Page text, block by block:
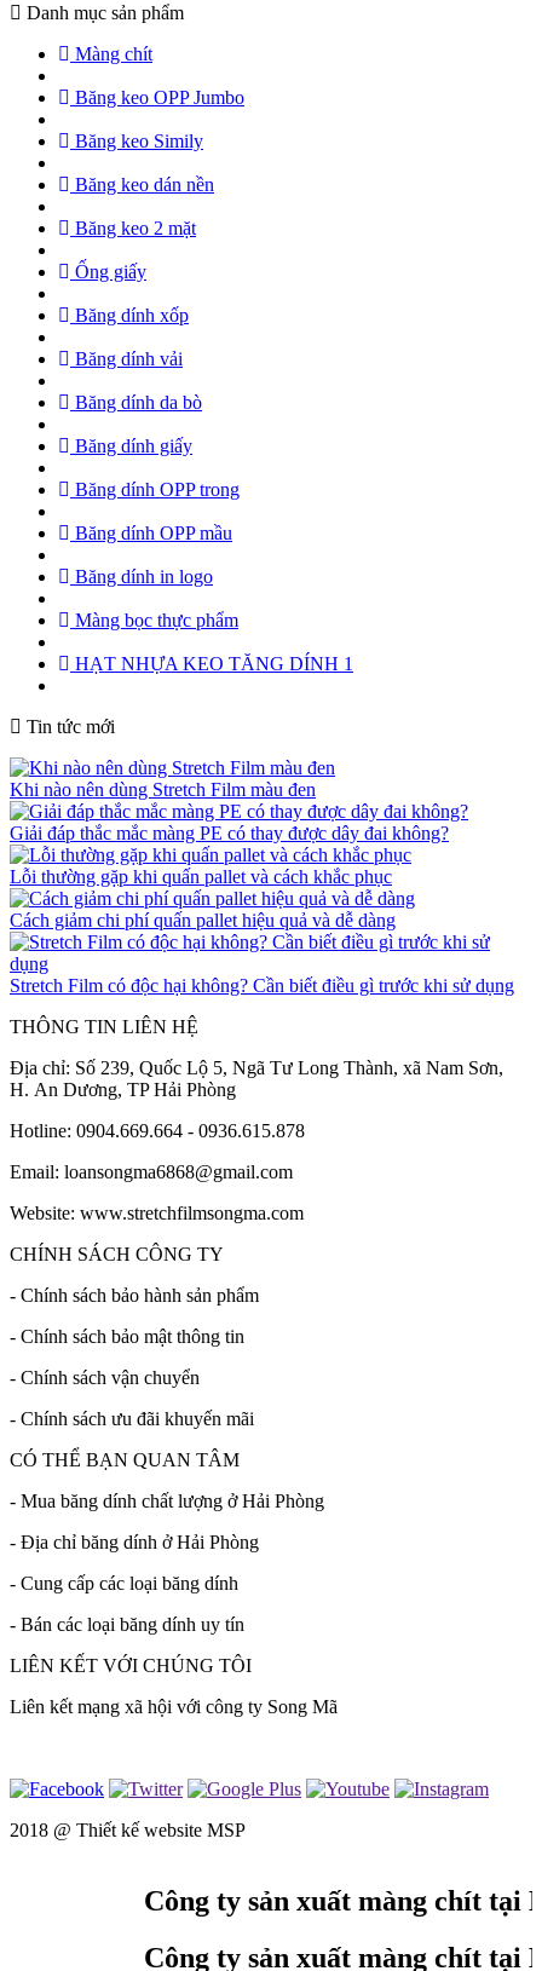
Danh mục sản phẩm
Màng chít
Băng keo OPP Jumbo
Băng keo Simily
Băng keo dán nền
Băng keo 2 mặt
Ống giấy
Băng dính xốp
Băng dính vải
Băng dính da bò
Băng dính giấy
Băng dính OPP trong
Băng dính OPP mầu
Băng dính in logo
Màng bọc thực phẩm
HẠT NHỰA KEO TĂNG DÍNH 1
Tin tức mới
Khi nào nên dùng Stretch Film màu đen
Giải đáp thắc mắc màng PE có thay được dây đai không?
Lỗi thường gặp khi quấn pallet và cách khắc phục
Cách giảm chi phí quấn pallet hiệu quả và dễ dàng
Stretch Film có độc hại không? Cần biết điều gì trước khi sử dụng
THÔNG TIN LIÊN HỆ
Địa chỉ: Số 239, Quốc Lộ 5, Ngã Tư Long Thành, xã Nam Sơn,
H. An Dương, TP Hải Phòng
Hotline: 0904.669.664 - 0936.615.878
Email: loansongma6868@gmail.com
Website: www.stretchfilmsongma.com
CHÍNH SÁCH CÔNG TY
- Chính sách bảo hành sản phẩm
- Chính sách bảo mật thông tin
- Chính sách vận chuyển
- Chính sách ưu đãi khuyến mãi
CÓ THỂ BẠN QUAN TÂM
- Mua băng dính chất lượng ở Hải Phòng
- Địa chỉ băng dính ở Hải Phòng
- Cung cấp các loại băng dính
- Bán các loại băng dính uy tín
LIÊN KẾT VỚI CHÚNG TÔI
Liên kết mạng xã hội với công ty Song Mã
2018 @ Thiết kế website MSP
Công ty sản xuất màng chít tại
Công ty sản xuất màng chít tại